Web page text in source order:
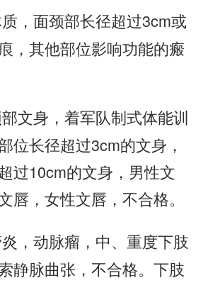
，面颈部长径超过3cm或
，其他部位影响功能的瘢
文身，着军队制式体能训
位长径超过3cm的文身，
过10cm的文身，男性文
唇，女性文唇，不合格。
，动脉瘤，中、重度下肢
静脉曲张，不合格。下肢